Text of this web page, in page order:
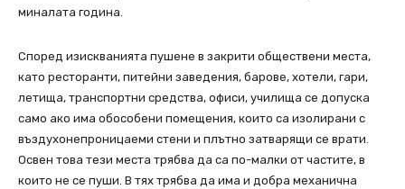
миналата година.
Според изискванията пушене в закрити обществени места,
като ресторанти, питейни заведения, барове, хотели, гари,
летища, транспортни средства, офиси, училища се допуска
само ако има обособени помещения, които са изолирани с
въздухонепроницаеми стени и плътно затварящи се врати.
Освен това тези места трябва да са по-малки от частите, в
които не се пуши. В тях трябва да има и добра механична